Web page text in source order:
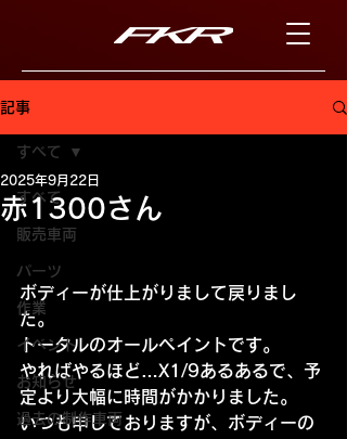
記事
すべて
販売車両
パーツ
作業
イベント
お知らせ
過去の制作車両
すべて
赤1300さん
2025年9月22日
ボディーが仕上がりまして戻りまし
た。
トータルのオールペイントです。
やればやるほど…X1/9あるあるで、予
定より大幅に時間がかかりました。
いつも申しておりますが、ボディーの